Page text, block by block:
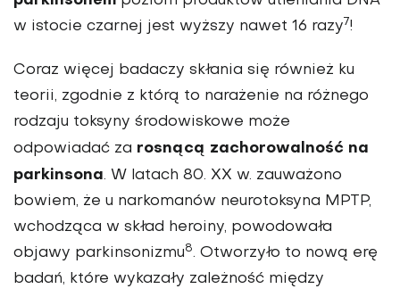
w istocie czarnej jest wyższy nawet 16 razy7!
Coraz więcej badaczy skłania się również ku
teorii, zgodnie z którą to narażenie na różnego
rodzaju toksyny środowiskowe może
odpowiadać za rosnącą zachorowalność na
parkinsona. W latach 80. XX w. zauważono
bowiem, że u narkomanów neurotoksyna MPTP,
wchodząca w skład heroiny, powodowała
objawy parkinsonizmu8. Otworzyło to nową erę
badań, które wykazały zależność między